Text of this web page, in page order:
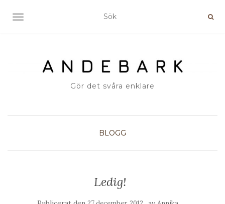
SLÅ PÅ/AV NAVIGERING
Gör det svåra enklare
BLOGG
Ledig!